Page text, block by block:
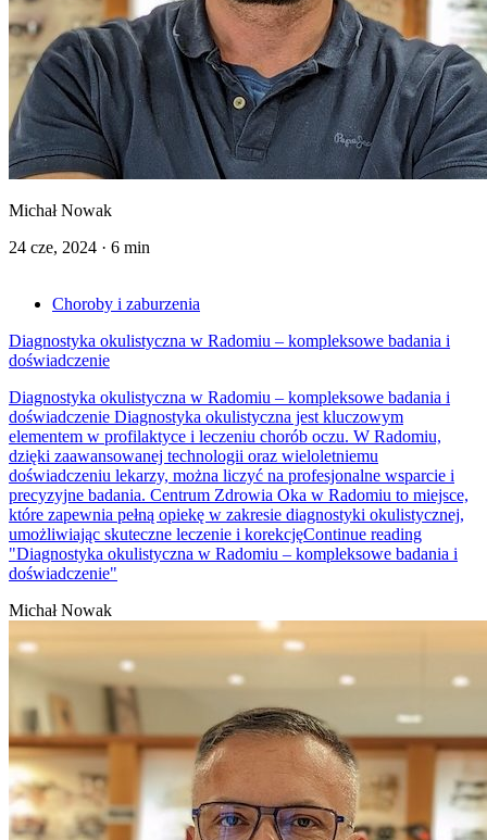
Michał Nowak
24 cze, 2024 · 6 min
Choroby i zaburzenia
Diagnostyka okulistyczna w Radomiu – kompleksowe badania i
doświadczenie
Diagnostyka okulistyczna w Radomiu – kompleksowe badania i
doświadczenie Diagnostyka okulistyczna jest kluczowym
elementem w profilaktyce i leczeniu chorób oczu. W Radomiu,
dzięki zaawansowanej technologii oraz wieloletniemu
doświadczeniu lekarzy, można liczyć na profesjonalne wsparcie i
precyzyjne badania. Centrum Zdrowia Oka w Radomiu to miejsce,
które zapewnia pełną opiekę w zakresie diagnostyki okulistycznej,
umożliwiając skuteczne leczenie i korekcjęContinue reading
"Diagnostyka okulistyczna w Radomiu – kompleksowe badania i
doświadczenie"
Michał Nowak